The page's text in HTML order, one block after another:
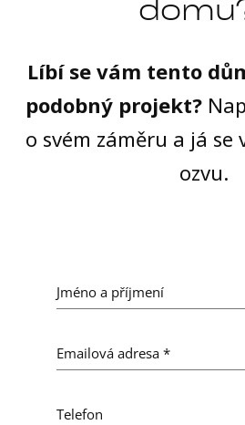
Líbí se vám tento
podobný projekt?
o svém záměru a já se
ozvu.
Jméno a příjmení
Emailová adresa*
Telefon